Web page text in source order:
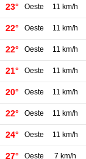
23° Oeste 11 km/h
22° Oeste 11 km/h
22° Oeste 11 km/h
21° Oeste 11 km/h
20° Oeste 11 km/h
22° Oeste 11 km/h
24° Oeste 11 km/h
27° Oeste 7 km/h